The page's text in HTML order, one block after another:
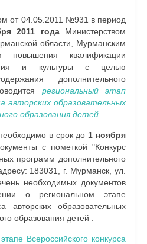
от 04.05.2011 №931 в период
2011 годаМинистерством
области, Мурманским
повышения квалификации
и культуры с целью
дополнительного
региональный этап
авторских образовательных
образования детей
в срок до 1 ноября
с пометкой "Конкурс
программ дополнительного
183031, г. Мурманск, ул.
необходимых документов
о региональном этапе
авторских образовательных
образования детей .
Всероссийского конкурса